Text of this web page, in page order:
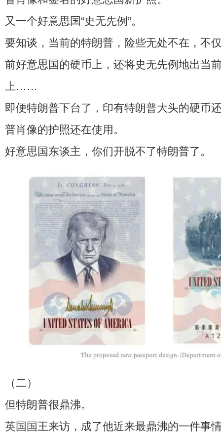
又一个好意思国“史无先例”。
要知谈，当前的特朗普，险些无处不在，不
前好意思国的硬币上，还将史无先例地出当
上……
即便特朗普下台了，印有特朗普大头的硬币
普肖像的护照还在使用。
好意思国东谈主，你们开脱不了特朗普了。
（二）
但特朗普很鼎沸。
英国国王来访，成了他近来最鼎沸的一件事